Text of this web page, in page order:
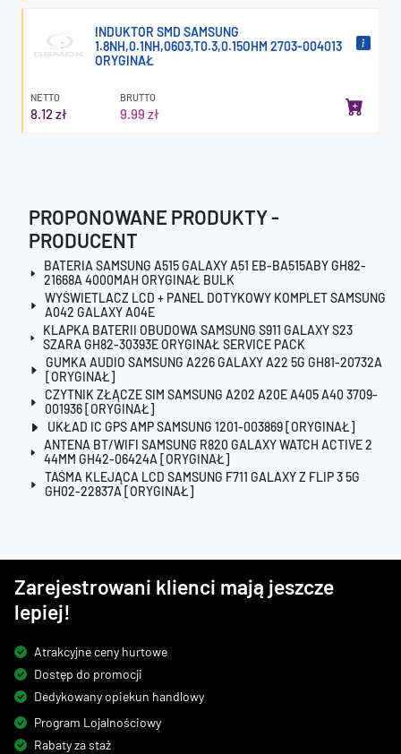
INDUKTOR SMD SAMSUNG
1.8NH,0.1NH,0603,T0.3,0.15OHM 2703-004013
ORYGINAŁ
NETTO
8.12 zł
BRUTTO
9.99 zł
PROPONOWANE PRODUKTY -
PRODUCENT
BATERIA SAMSUNG A515 GALAXY A51 EB-BA515ABY GH82-
21668A 4000MAH ORYGINAŁ BULK
WYŚWIETLACZ LCD + PANEL DOTYKOWY KOMPLET SAMSUNG
A042 GALAXY A04E
KLAPKA BATERII OBUDOWA SAMSUNG S911 GALAXY S23
SZARA GH82-30393E ORYGINAŁ SERVICE PACK
GUMKA AUDIO SAMSUNG A226 GALAXY A22 5G GH81-20732A
[ORYGINAŁ]
CZYTNIK ZŁĄCZE SIM SAMSUNG A202 A20E A405 A40 3709-
001936 [ORYGINAŁ]
UKŁAD IC GPS AMP SAMSUNG 1201-003869 [ORYGINAŁ]
ANTENA BT/WIFI SAMSUNG R820 GALAXY WATCH ACTIVE 2
44MM GH42-06424A [ORYGINAŁ]
TAŚMA KLEJĄCA LCD SAMSUNG F711 GALAXY Z FLIP 3 5G
GH02-22837A [ORYGINAŁ]
Zarejestrowani klienci mają jeszcze
lepiej!
Atrakcyjne ceny hurtowe
Dostęp do promocji
Dedykowany opiekun handlowy
Program Lojalnościowy
Rabaty za staż